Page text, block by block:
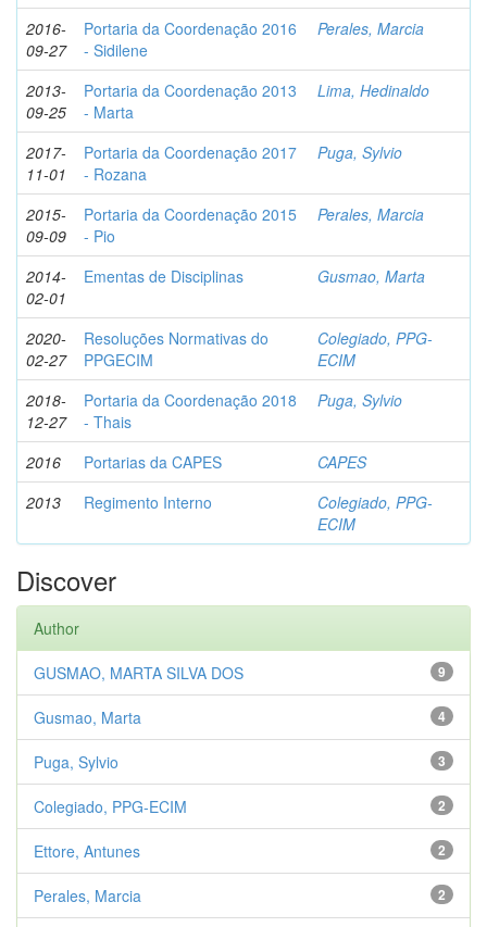
2016-
09-27
Portaria da Coordenação 2016
- Sidilene
Perales, Marcia
2013-
09-25
Portaria da Coordenação 2013
- Marta
Lima, Hedinaldo
2017-
11-01
Portaria da Coordenação 2017
- Rozana
Puga, Sylvio
2015-
09-09
Portaria da Coordenação 2015
- Pio
Perales, Marcia
2014-
02-01
Ementas de Disciplinas Gusmao, Marta
2020-
02-27
Resoluções Normativas do
PPGECIM
Colegiado, PPG-
ECIM
2018-
12-27
Portaria da Coordenação 2018
- Thais
Puga, Sylvio
2016 Portarias da CAPES
CAPES
2013
Regimento Interno
Colegiado, PPG-
ECIM
Discover
Author
9
GUSMAO, MARTA SILVA DOS
4
Gusmao, Marta
3
Puga, Sylvio
2
Colegiado, PPG-ECIM
2
Ettore, Antunes
2
Perales, Marcia